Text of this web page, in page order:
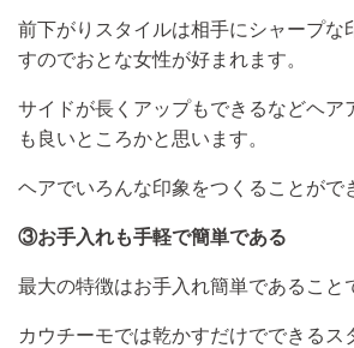
前下がりスタイルは相手にシャープな
すのでおとな女性が好まれます。
サイドが長くアップもできるなどヘア
も良いところかと思います。
ヘアでいろんな印象をつくることがで
③お手入れも手軽で簡単である
最大の特徴はお手入れ簡単であること
カウチーモでは乾かすだけでできるス